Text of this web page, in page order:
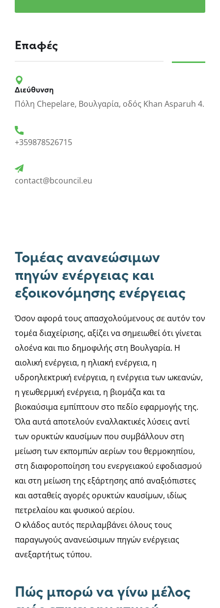
Τομέας ανανεώσιμων
πηγών ενέργειας και
εξοικονόμησης ενέργειας
Όσον αφορά τους απασχολούμενους σε αυτόν τον
τομέα διαχείρισης, αξίζει να σημειωθεί ότι γίνεται
ολοένα και πιο δημοφιλής στη Βουλγαρία. Η
αιολική ενέργεια, η ηλιακή ενέργεια, η
υδροηλεκτρική ενέργεια, η ενέργεια των ωκεανών,
η γεωθερμική ενέργεια, η βιομάζα και τα
βιοκαύσιμα εμπίπτουν στο πεδίο εφαρμογής της.
Όλα αυτά αποτελούν εναλλακτικές λύσεις αντί
των ορυκτών καυσίμων που συμβάλλουν στη
μείωση των εκπομπών αερίων του θερμοκηπίου,
στη διαφοροποίηση του ενεργειακού εφοδιασμού
και στη μείωση της εξάρτησης από αναξιόπιστες
και ασταθείς αγορές ορυκτών καυσίμων, ιδίως
πετρελαίου και φυσικού αερίου.
Ο κλάδος αυτός περιλαμβάνει όλους τους
παραγωγούς ανανεώσιμων πηγών ενέργειας
ανεξαρτήτως τύπου.
Πώς μπορώ να γίνω μέλος
Επαφές
Διεύθυνση
Πόλη Chepelare, Βουλγαρία, οδός Khan Asparuh 4.
+359878526715
contact@bcouncil.eu